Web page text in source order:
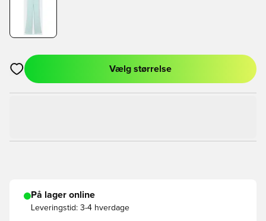
Åbner en Modal til at logge ind eller tilmelde dig som medlem
Vælg størrelse
På lager online
Leveringstid: 3-4 hverdage